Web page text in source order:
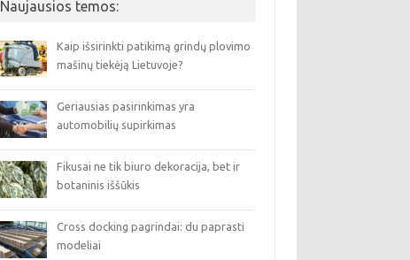
Naujausios temos:
Kaip išsirinkti patikimą grindų plovimo
mašinų tiekėją Lietuvoje?
Geriausias pasirinkimas yra
automobilių supirkimas
Fikusai ne tik biuro dekoracija, bet ir
botaninis iššūkis
Cross docking pagrindai: du paprasti
modeliai